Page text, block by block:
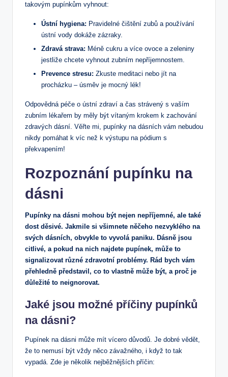
takovým pupínkům vyhnout:
Ústní hygiena: Pravidelné čištění zubů a používání
ústní vody dokáže zázraky.
Zdravá strava: Méně cukru a více ovoce a zeleniny
jestliže chcete vyhnout zubním nepříjemnostem.
Prevence stresu: Zkuste meditaci nebo jít na
procházku – úsměv je mocný lék!
Odpovědná péče o ústní zdraví a čas strávený s vaším
zubním lékařem by měly být vítaným krokem k zachování
zdravých dásní. Věřte mi, pupínky na dásních vám nebudou
nikdy pomáhat k víc než k výstupu na pódium s
překvapením!
Rozpoznání pupínku na
dásni
Pupínky na dásni mohou být nejen nepříjemné, ale také
dost děsivé. Jakmile si všimnete něčeho nezvyklého na
svých dásních, obvykle to vyvolá paniku. Dásně jsou
citlivé, a pokud na nich najdete pupínek, může to
signalizovat různé zdravotní problémy. Rád bych vám
přehledně představil, co to vlastně může být, a proč je
důležité to neignorovat.
Jaké jsou možné příčiny pupínků
na dásni?
Pupínek na dásni může mít vícero důvodů. Je dobré vědět,
že to nemusí být vždy něco závažného, i když to tak
vypadá. Zde je několik nejběžnějších příčin: